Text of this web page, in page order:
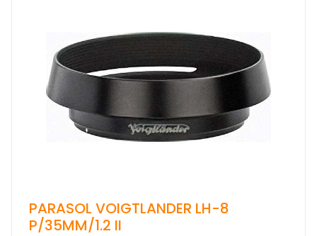
PARASOL VOIGTLANDER LH-8
P/35MM/1.2 II